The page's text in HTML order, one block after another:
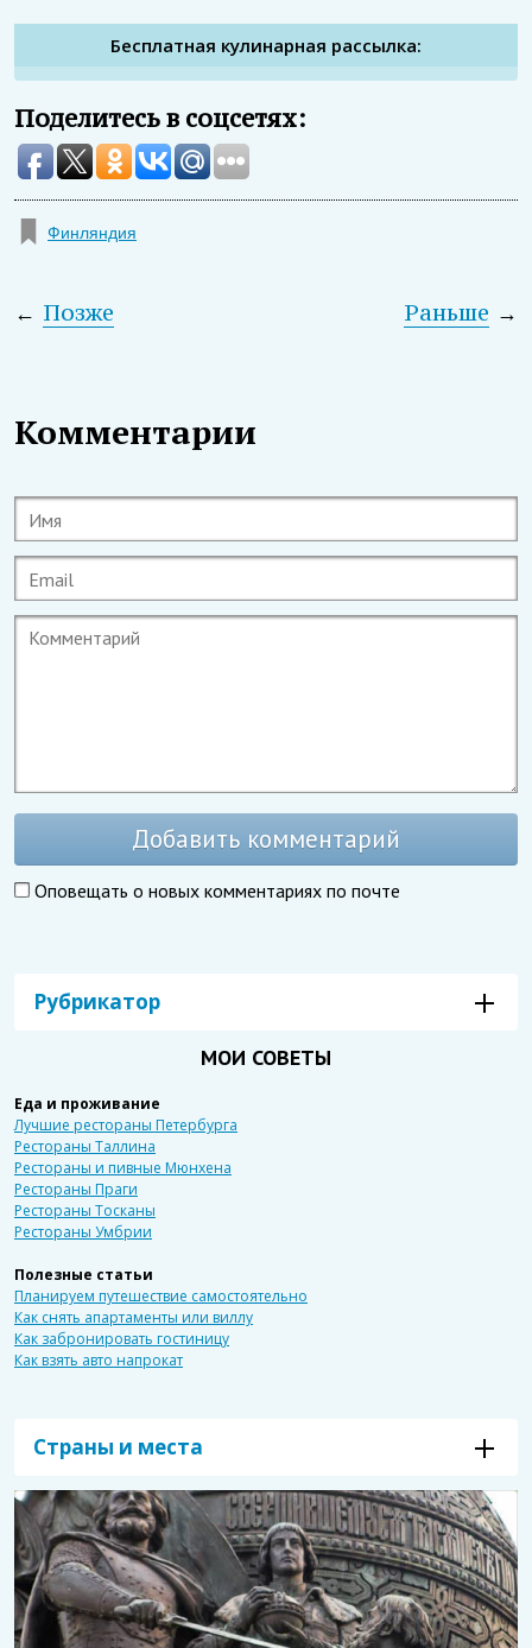
Бесплатная кулинарная рассылка:
Поделитесь в соцсетях:
Финляндия
← Позже →
Раньше
Комментарии
Добавить комментарий
Оповещать о новых комментариях по почте
Рубрикатор
МОИ СОВЕТЫ
Еда и проживание
Лучшие рестораны Петербурга
Рестораны Таллина
Рестораны и пивные Мюнхена
Рестораны Праги
Рестораны Тосканы
Рестораны Умбрии
Полезные статьи
Планируем путешествие самостоятельно
Как снять апартаменты или виллу
Как забронировать гостиницу
Как взять авто напрокат
Страны и места